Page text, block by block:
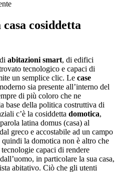
cosiddetta
abitazioni smart, di edifici
tecnologico e capaci di
un semplice clic. Le case
sia presente all’interno del
di più coloro che ne
base della politica costruttiva di
c’è la cosiddetta domotica,
latina domus (casa) al
greco e accostabile ad un campo
la domotica non è altro che
capaci di rendere
in particolare la sua casa,
abitativo. Ciò che gli utenti